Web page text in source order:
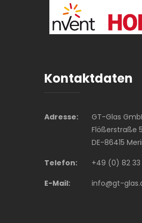
Kontaktdaten
Adresse:
GT-Glas
Flößerstraße 5
DE-86415
Telefon:
+49 (0) 82
E-Mail:
info@gt-